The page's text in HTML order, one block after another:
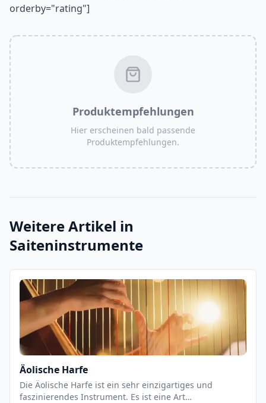
orderby="rating"]
Produktempfehlungen
Hier erscheinen bald passende
Produktempfehlungen.
Weitere Artikel in
Saiteninstrumente
Äolische Harfe
Die Äolische Harfe ist ein sehr einzigartiges und
faszinierendes Instrument. Es ist eine Art